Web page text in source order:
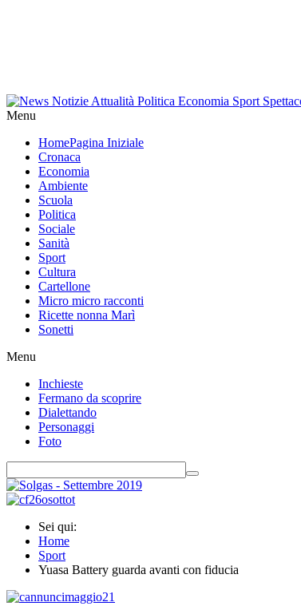
Menu
HomePagina Iniziale
Cronaca
Economia
Ambiente
Scuola
Politica
Sociale
Sanità
Sport
Cultura
Cartellone
Micro micro racconti
Ricette nonna Marì
Sonetti
Menu
Inchieste
Fermano da scoprire
Dialettando
Personaggi
Foto
Sei qui:
Home
Sport
Yuasa Battery guarda avanti con fiducia